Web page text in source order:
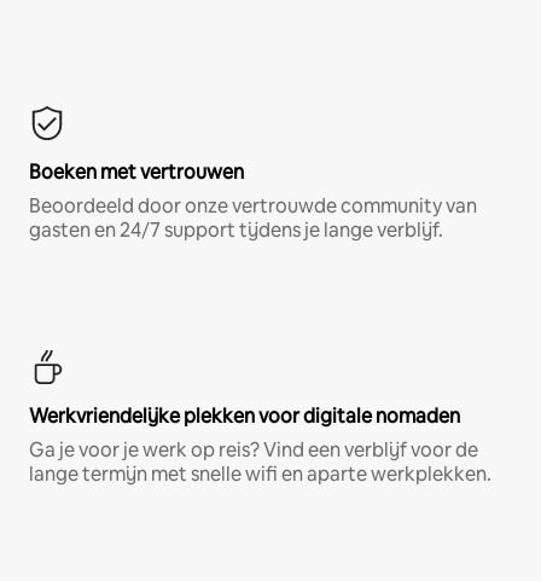
Boeken met vertrouwen
Beoordeeld door onze vertrouwde community van
gasten en 24/7 support tijdens je lange verblijf.
Werkvriendelijke plekken voor digitale nomaden
Ga je voor je werk op reis? Vind een verblijf voor de
lange termijn met snelle wifi en aparte werkplekken.